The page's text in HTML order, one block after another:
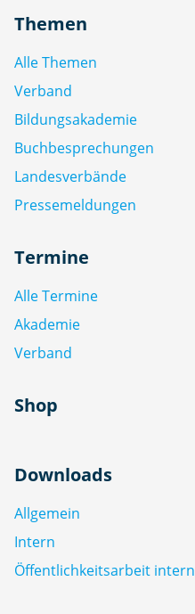
Themen
Alle Themen
Verband
Bildungsakademie
Buchbesprechungen
Landesverbände
Pressemeldungen
Termine
Alle Termine
Akademie
Verband
Shop
Downloads
Allgemein
Intern
Öffentlichkeitsarbeit intern